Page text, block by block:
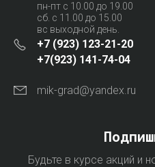
пн-пт с 10.00 до 19.00
сб. с 11.00 до 15.00
вс выходной день.
+7 (923) 123-21-20
+7(923) 141-74-04
mik-grad@yandex.ru
Будьте в курсе акций и